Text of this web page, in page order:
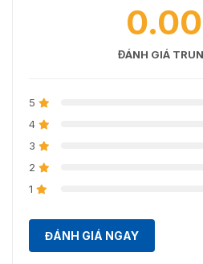
0.00
ĐÁNH GIÁ
5
4
3
2
1
ĐÁNH GIÁ NGAY